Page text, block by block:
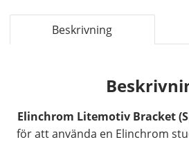
Beskrivning
Elinchrom Litemotiv Bracket
för att använda en Elinchrom